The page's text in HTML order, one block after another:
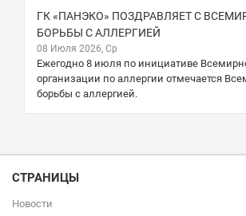
ГК «ПАНЭКО» ПОЗДРАВЛЯЕТ С
БОРЬБЫ С АЛЛЕРГИЕЙ
08 Июля 2026, Ср
Ежегодно 8 июля по инициативе
организации по аллергии отмечается
борьбы с аллергией.
СТРАНИЦЫ
Новости